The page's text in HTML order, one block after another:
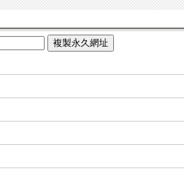
複製永久網址